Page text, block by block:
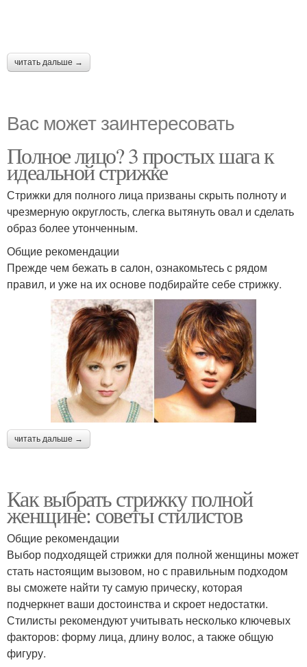
читать дальше →
Вас может заинтересовать
Полное лицо? 3 простых шага к
идеальной стрижке
Стрижки для полного лица призваны скрыть полноту и
чрезмерную округлость, слегка вытянуть овал и сделать
образ более утонченным.
Общие рекомендации
Прежде чем бежать в салон, ознакомьтесь с рядом
правил, и уже на их основе подбирайте себе стрижку.
читать дальше →
Как выбрать стрижку полной
женщине: советы стилистов
Общие рекомендации
Выбор подходящей стрижки для полной женщины может
стать настоящим вызовом, но с правильным подходом
вы сможете найти ту самую прическу, которая
подчеркнет ваши достоинства и скроет недостатки.
Стилисты рекомендуют учитывать несколько ключевых
факторов: форму лица, длину волос, а также общую
фигуру.